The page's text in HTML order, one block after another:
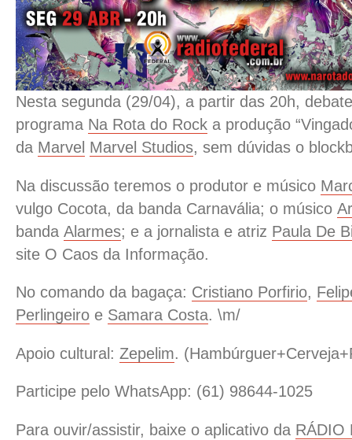
Nesta segunda (29/04), a partir das 20h,
programa Na Rota do Rock a produção
da Marvel Marvel Studios, sem dúvidas o
Na discussão teremos o produtor e músico
vulgo Cocota, da banda Carnavália; o músico
banda Alarmes; e a jornalista e atriz Paula De
site O Caos da Informação.
No comando da bagaça: Cristiano Porfirio,
Perlingeiro e Samara Costa. \m/
Apoio cultural: Zepelim.
Participe pelo WhatsApp: (61) 98644-1025
Para ouvir/assistir, baixe o aplicativo da RÁDIO